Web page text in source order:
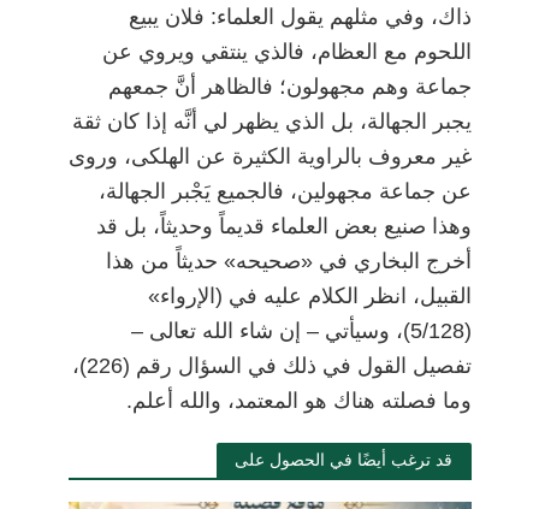
ذاك، وفي مثلهم يقول العلماء: فلان يبيع
اللحوم مع العظام، فالذي ينتقي ويروي عن
جماعة وهم مجهولون؛ فالظاهر أنَّ جمعهم
يجبر الجهالة، بل الذي يظهر لي أنَّه إذا كان ثقة
غير معروف بالراوية الكثيرة عن الهلكى، وروى
عن جماعة مجهولين، فالجميع يَجْبر الجهالة،
وهذا صنيع بعض العلماء قديماً وحديثاً، بل قد
أخرج البخاري في «صحيحه» حديثاً من هذا
القبيل، انظر الكلام عليه في (الإرواء»
(5/128)، وسيأتي
– إن شاء الله تعالى–
تفصيل القول في ذلك في السؤال رقم (226)،
وما فصلته هناك هو المعتمد، والله أعلم.
قد ترغب أيضًا في الحصول على